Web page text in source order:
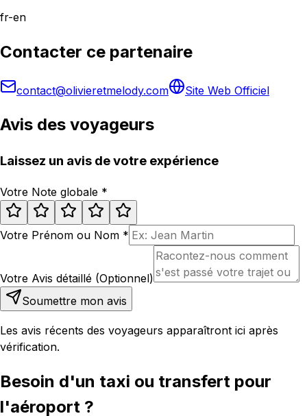
fr-en
Contacter ce partenaire
contact@olivieretmelody.com Site Web Officiel
Avis des voyageurs
Laissez un avis de votre expérience
Votre Note globale *
Votre Prénom ou Nom *
Votre Avis détaillé (Optionnel)
Soumettre mon avis
Les avis récents des voyageurs apparaîtront ici après
vérification.
Besoin d'un taxi ou transfert pour
l'aéroport ?